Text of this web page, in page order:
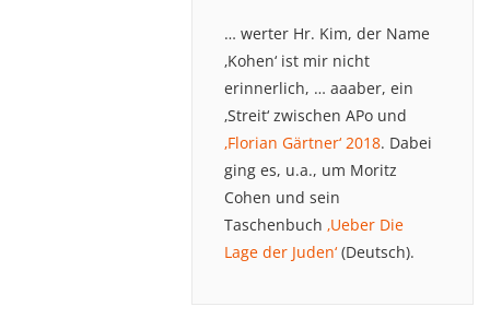
… werter Hr. Kim, der Name
‚Kohen‘ ist mir nicht
erinnerlich, … aaaber, ein
‚Streit‘ zwischen APo und
‚Florian Gärtner‘ 2018. Dabei
ging es, u.a., um Moritz
Cohen und sein
Taschenbuch ‚Ueber Die
Lage der Juden‘ (Deutsch).